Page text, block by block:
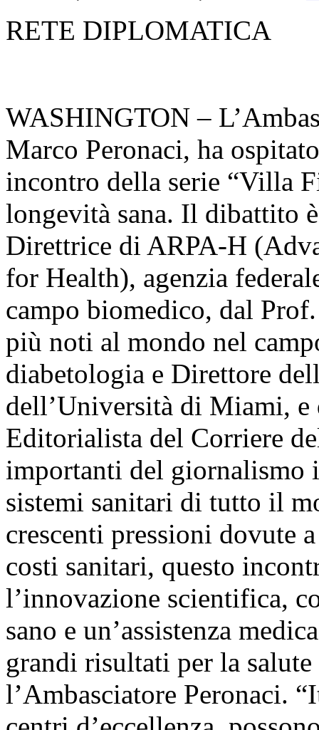
RETE DIPLOMATICA
WASHINGTON –
Marco Peronaci, ha
incontro della serie “Villa
longevità sana. Il dibattito
Direttrice di ARPA-H
for Health), agenzia
campo biomedico, dal
più noti al mondo nel
diabetologia e Direttore
dell’Università di Miami, e
Editorialista del Corriere
importanti del giornalismo
sistemi sanitari di tutto il
crescenti pressioni dovute
costi sanitari, questo
l’innovazione scientifica,
sano e un’assistenza
grandi risultati per la
l’Ambasciatore Peronaci.